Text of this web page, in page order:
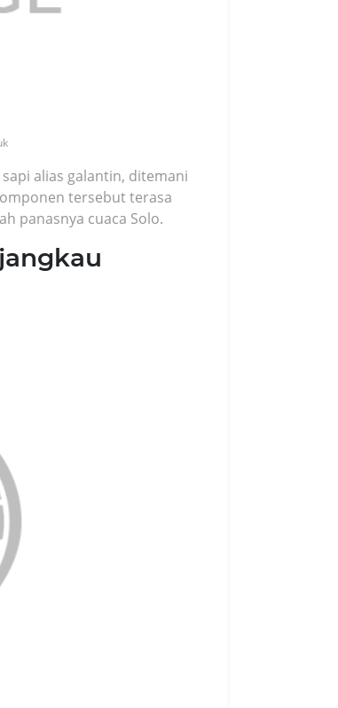
alias galantin, ditemani
tersebut terasa
panasnya cuaca Solo.